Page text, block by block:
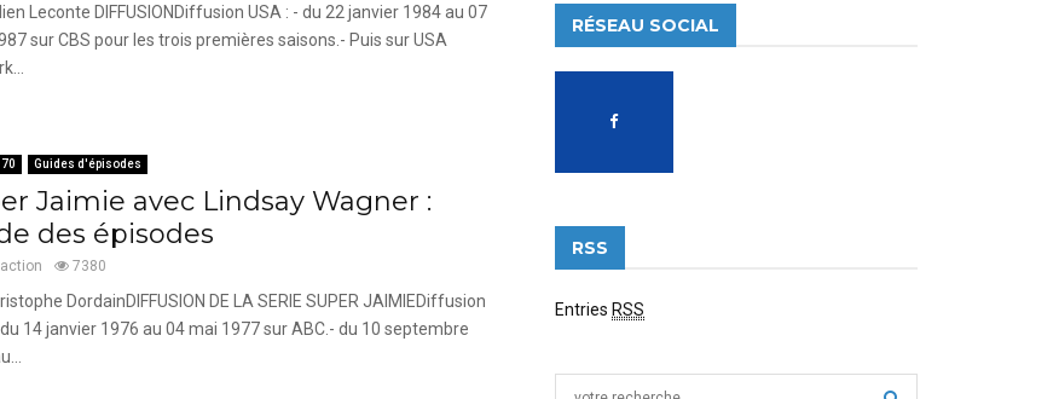
Leconte DIFFUSIONDiffusion USA : - du 22 janvier 1984 au 07
sur CBS pour les trois premières saisons.- Puis sur USA
Guides d'épisodes
Jaimie avec Lindsay Wagner :
des épisodes
7380
DordainDIFFUSION DE LA SERIE SUPER JAIMIEDiffusion
14 janvier 1976 au 04 mai 1977 sur ABC.- du 10 septembre
RÉSEAU SOCIAL
RSS
Entries RSS